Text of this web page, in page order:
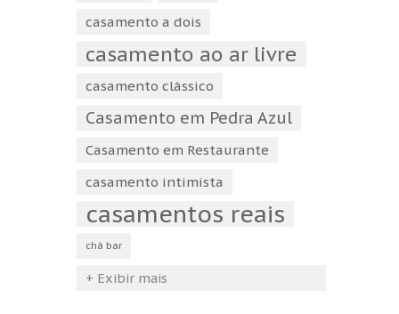
casamento a dois
casamento ao ar livre
casamento clássico
Casamento em Pedra Azul
Casamento em Restaurante
casamento intimista
casamentos reais
chá bar
+ Exibir mais